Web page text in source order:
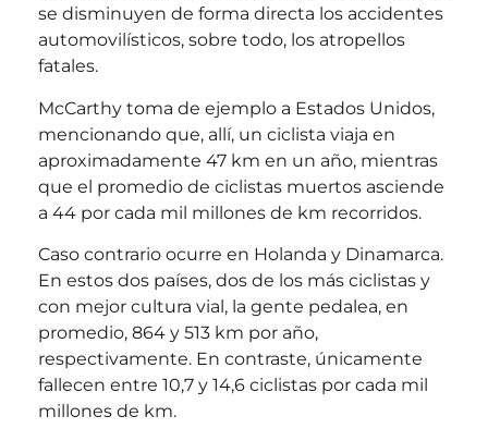
se disminuyen de forma directa los accidentes
automovilísticos, sobre todo, los atropellos
fatales.
McCarthy toma de ejemplo a Estados Unidos,
mencionando que, allí, un ciclista viaja en
aproximadamente 47 km en un año, mientras
que el promedio de ciclistas muertos asciende
a 44 por cada mil millones de km recorridos.
Caso contrario ocurre en Holanda y Dinamarca.
En estos dos países, dos de los más ciclistas y
con mejor cultura vial, la gente pedalea, en
promedio, 864 y 513 km por año,
respectivamente. En contraste, únicamente
fallecen entre 10,7 y 14,6 ciclistas por cada mil
millones de km.